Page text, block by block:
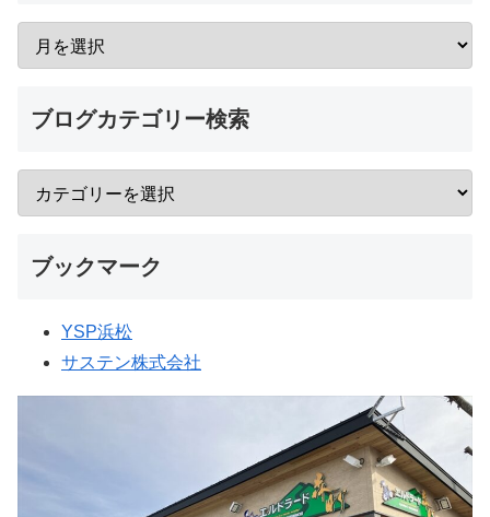
ブログカテゴリー検索
ブックマーク
YSP浜松
サステン株式会社